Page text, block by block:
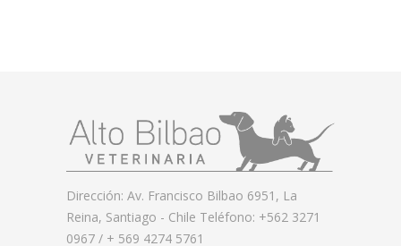
Dirección: Av. Francisco Bilbao 6951, La
Reina, Santiago - Chile Teléfono: +562 3271
0967 / + 569 4274 5761